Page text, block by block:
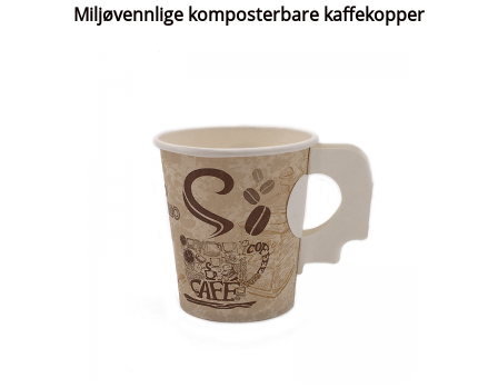
Miljøvennlige komposterbare kaffekopper